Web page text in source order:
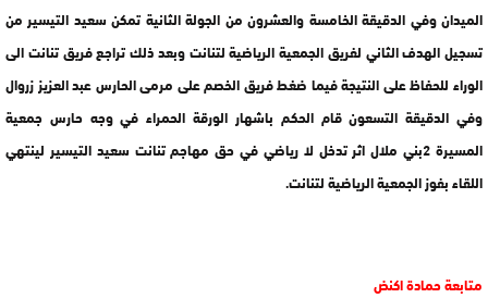
الميدان وفي الدقيقة الخامسة والعشرون من الجولة الثانية تمكن سعيد التيسير من
تسجيل الهدف الثاني لفريق الجمعية الرياضية لتنانت وبعد ذلك تراجع فريق تنانت الى
الوراء للحفاظ على النتيجة فيما ضغط فريق الخصم على مرمى الحارس عبد العزيز زروال
وفي الدقيقة التسعون قام الحكم باشهار الورقة الحمراء في وجه حارس جمعية
المسيرة 2بني ملال اثر تدخل لا رياضي في حق مهاجم تنانت سعيد التيسير لينتهي
اللقاء بفوز الجمعية الرياضية لتنانت.
متابعة حمادة اكنض